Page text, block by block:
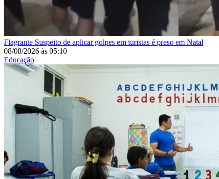
Flagrante Suspeito de aplicar golpes em turistas é preso em Natal
08/08/2026 às 05:10
Educação